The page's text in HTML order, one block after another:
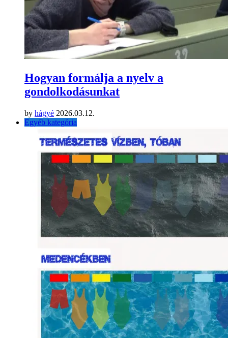
​Hogyan formálja a nyelv a
gondolkodásunkat
by hágyé 2026.03.12.
Egyéb kategória